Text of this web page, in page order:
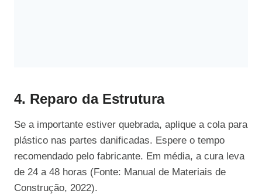
4. Reparo da Estrutura
Se a importante estiver quebrada, aplique a cola para
plástico nas partes danificadas. Espere o tempo
recomendado pelo fabricante. Em média, a cura leva
de 24 a 48 horas (Fonte: Manual de Materiais de
Construção, 2022).